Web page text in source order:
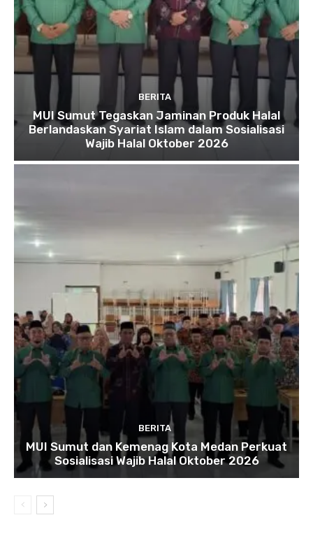
BERITA
MUI Sumut Tegaskan Jaminan Produk Halal
Berlandaskan Syariat Islam dalam Sosialisasi
Wajib Halal Oktober 2026
BERITA
MUI Sumut dan Kemenag Kota Medan Perkuat
Sosialisasi Wajib Halal Oktober 2026